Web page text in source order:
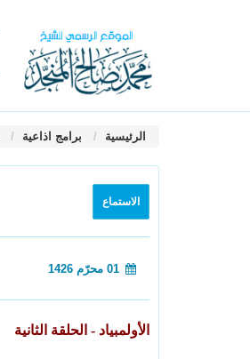
الرئيسية برامج اذاعية
الاستماع
الأولمبياد - الحلقة الثانية